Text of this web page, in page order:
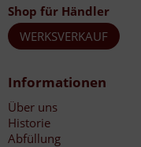
Shop für Händler
WERKSVERKAUF
Informationen
Über uns
Historie
Abfüllung